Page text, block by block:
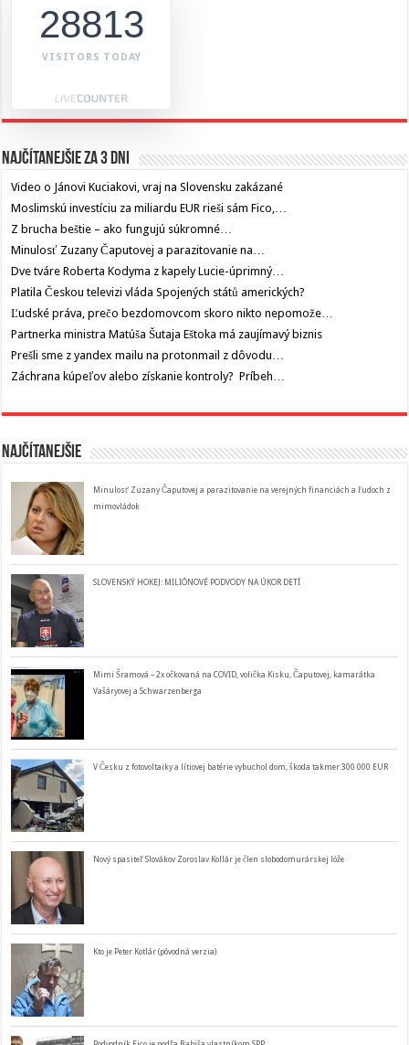
28813
VISITORS TODAY
Najčítanejšie za 3 dni
Video o Jánovi Kuciakovi, vraj na Slovensku zakázané
Moslimskú investíciu za miliardu EUR rieši sám Fico,…
Z brucha beštie – ako fungujú súkromné…
Minulosť Zuzany Čaputovej a parazitovanie na…
Dve tváre Roberta Kodyma z kapely Lucie-úprimný…
Platila Českou televizi vláda Spojených států amerických?
Ľudské práva, prečo bezdomovcom skoro nikto nepomože…
Partnerka ministra Matúša Šutaja Eštoka má zaujímavý biznis
Prešli sme z yandex mailu na protonmail z dôvodu…
Záchrana kúpeľov alebo získanie kontroly? Príbeh…
Najčítanejšie
Minulosť Zuzany Čaputovej a parazitovanie na verejných financiách a ľudoch z
mimovládok
SLOVENSKÝ HOKEJ: MILIÓNOVÉ PODVODY NA ÚKOR DETÍ
Mimi Šramová – 2x očkovaná na COVID, volička Kisku, Čaputovej, kamarátka
Vašáryovej a Schwarzenberga
V Česku z fotovoltaiky a lítiovej batérie vybuchol dom, škoda takmer 300 000 EUR
Nový spasiteľ Slovákov Zoroslav Kollár je člen slobodomurárskej lóže
Kto je Peter Kotlár (pôvodná verzia)